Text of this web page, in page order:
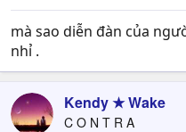
t
e
r
mà sao diễn đàn của
nhỉ .
Kendy ★ Wake
C O N T R A